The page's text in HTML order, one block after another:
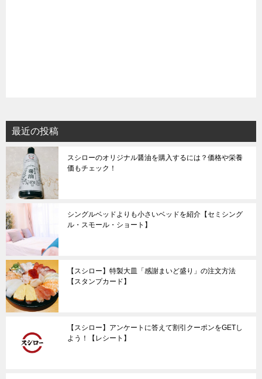
最近の投稿
スシローのオリジナル醤油を購入するには？価格や栄養
価もチェック！
シングルベッドよりも小さいベッドを紹介【セミシング
ル・スモール・ショート】
【スシロー】特製大皿「感謝まいど盛り」の注文方法
【スタンプカード】
【スシロー】アンケートに答えて割引クーポンをGETし
よう！【レシート】